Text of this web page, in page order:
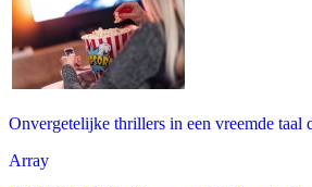
Onvergetelijke thrillers in een vreemde taal
Array